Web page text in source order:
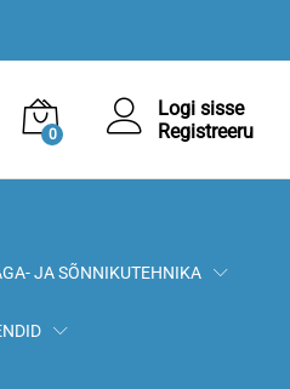
0
Logi sisse
Registreeru
JA SÕNNIKUTEHNIKA